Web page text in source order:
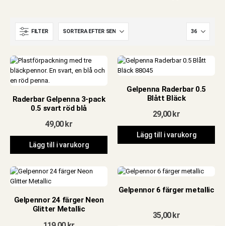
FILTER
Raderbar Gelpenna 3-pack
0.5 svart röd blå
49,00kr
Lägg till i varukorg
Gelpenna Raderbar 0.5
Blått Bläck
29,00kr
Lägg till i varukorg
Gelpennor 24 färger Neon
Glitter Metallic
Gelpennor 6 färger metallic
35,00kr